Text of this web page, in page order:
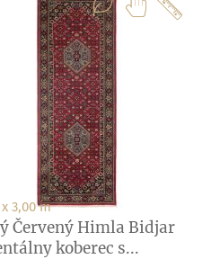
3,00 m
Červený Himla Bidjar
koberec s...